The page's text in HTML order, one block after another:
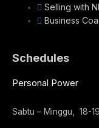
Selling with
Business
Schedules
Personal Power
Sabtu – Minggu,